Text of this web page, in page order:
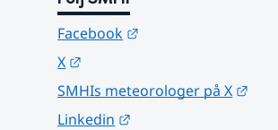
Facebook
X
SMHIs meteorologer på X
Linkedin